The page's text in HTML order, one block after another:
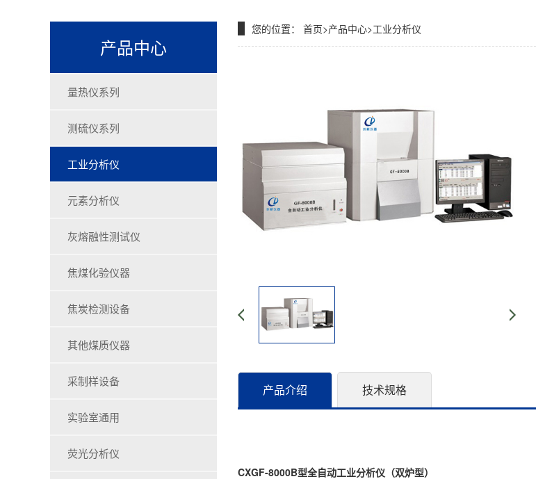
产品中心
量热仪系列
测硫仪系列
工业分析仪
元素分析仪
灰熔融性测试仪
焦煤化验仪器
焦炭检测设备
其他煤质仪器
采制样设备
实验室通用
荧光分析仪
您的位置： 首页>产品中心>工业分析仪
产品介绍 技术规格
CXGF-8000B型全自动工业分析仪（双炉型）